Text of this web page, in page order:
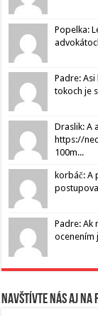
Popelka:
Padre:
tokoch je
Draslik: A
https://
100m...
korbáč: A
Padre: Ak
ocenením
Navštívte nás aj na